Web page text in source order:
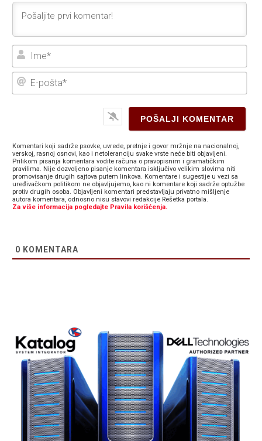
E-
Komentari koji sadrže psovke, uvrede, pretnje i govor mržnje na nacionalnoj,
verskoj, rasnoj osnovi, kao i netoleranciju svake vrste neće biti objavljeni.
Prilikom pisanja komentara vodite računa o pravopisnim i gramatičkim
pravilima. Nije dozvoljeno pisanje komentara isključivo velikim slovima niti
promovisanje drugih sajtova putem linkova. Komentare i sugestije u vezi sa
uređivačkom politikom ne objavljujemo, kao ni komentare koji sadrže optužbe
protiv drugih osoba. Objavljeni komentari predstavljaju privatno mišljenje
autora komentara, odnosno nisu stavovi redakcije Rešetka portala.
Za više informacija pogledajte Pravila korišćenja.
0 KOMENTARA